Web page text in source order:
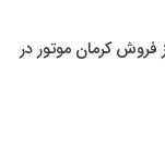
کرمان موتور در